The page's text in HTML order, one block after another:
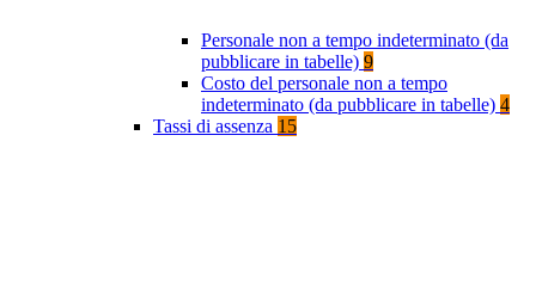
Personale non a tempo indeterminato (da
pubblicare in tabelle) 9
Costo del personale non a tempo
indeterminato (da pubblicare in tabelle) 4
Tassi di assenza 15